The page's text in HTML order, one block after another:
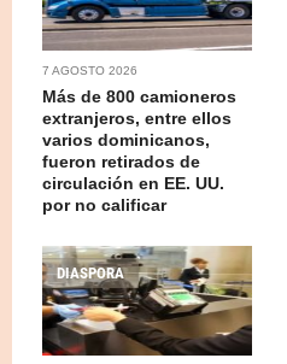
7 AGOSTO 2026
Más de 800 camioneros
extranjeros, entre ellos
varios dominicanos,
fueron retirados de
circulación en EE. UU.
por no calificar
DIASPORA